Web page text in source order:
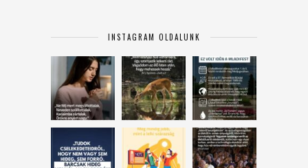
INSTAGRAM OLDALUNK